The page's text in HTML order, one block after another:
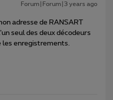
Forum|Forum|3 years ago
adresse de RANSART
seul des deux décodeurs
les enregistrements.